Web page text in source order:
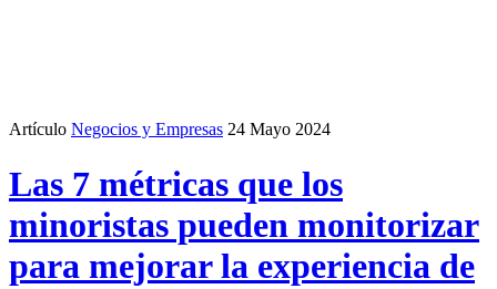
Artículo Negocios y Empresas 24 Mayo 2024
Las 7 métricas que los
minoristas pueden monitorizar
para mejorar la experiencia de